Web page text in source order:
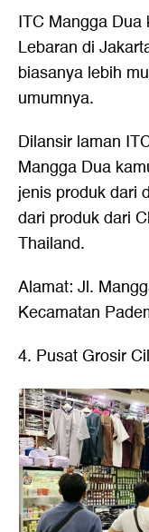
ITC Mangga
Lebaran di
biasanya lebih
umumnya.
Dilansir laman
Mangga Dua
jenis produk dari
dari produk dari
Thailand.
Alamat: Jl.
Kecamatan
4. Pusat Grosir